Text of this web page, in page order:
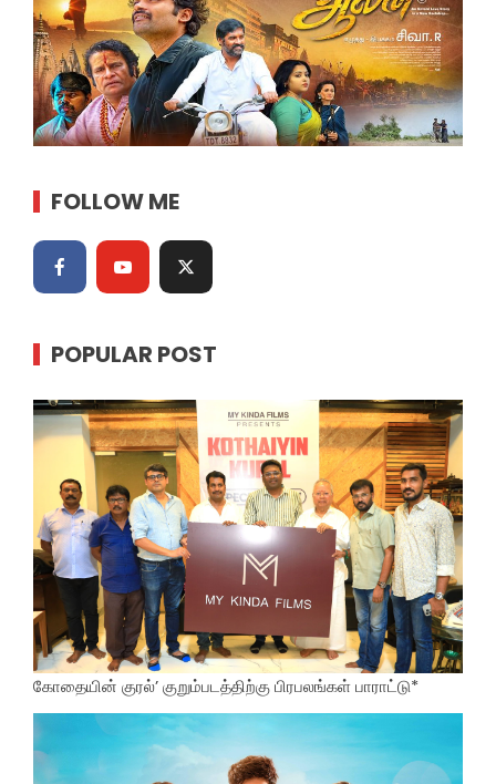
FOLLOW ME
POPULAR POST
கோதையின் குரல்’ குறும்படத்திற்கு பிரபலங்கள் பாராட்டு*